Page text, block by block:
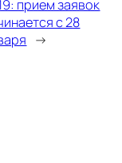
прием заявок
с 28
→